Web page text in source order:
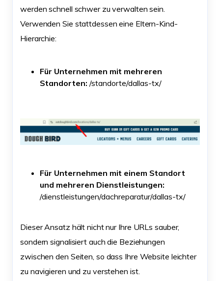
werden schnell schwer zu verwalten sein.
Verwenden Sie stattdessen eine Eltern-Kind-
Hierarchie:
Für Unternehmen mit mehreren
Standorten: /standorte/dallas-tx/
Für Unternehmen mit einem Standort
und mehreren Dienstleistungen:
/dienstleistungen/dachreparatur/dallas-tx/
Dieser Ansatz hält nicht nur Ihre URLs sauber,
sondern signalisiert auch die Beziehungen
zwischen den Seiten, so dass Ihre Website leichter
zu navigieren und zu verstehen ist.